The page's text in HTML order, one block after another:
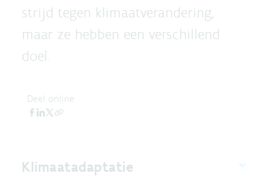
strijd tegen klimaatverandering,
maar ze hebben een verschillend
doel.
Deel online
Klimaatadaptatie